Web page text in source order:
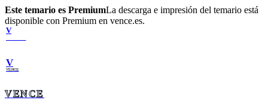
Este temario es PremiumLa descarga e impresión del temario está
disponible con Premium en vence.es.
V
V
VENCE
VENCE